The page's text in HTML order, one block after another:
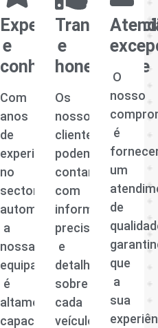
Experiência
e
conhecimento
Com
anos
de
experiência
no
sector
automóvel,
a
nossa
equipa
é
altamente
capacitada
e
honestidade
Os
nossos
clientes
podem
contar
com
informações
precisas
e
detalhadas
sobre
cada
veículo,
O
nosso
é
um
de
que
a
sua